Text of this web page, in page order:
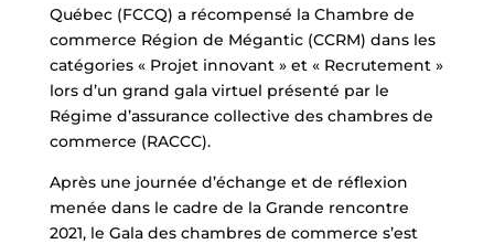
Québec (FCCQ) a récompensé la Chambre de
commerce Région de Mégantic (CCRM) dans les
catégories « Projet innovant » et « Recrutement »
lors d’un grand gala virtuel présenté par le
Régime d’assurance collective des chambres de
commerce (RACCC).
Après une journée d’échange et de réflexion
menée dans le cadre de la Grande rencontre
2021, le Gala des chambres de commerce s’est